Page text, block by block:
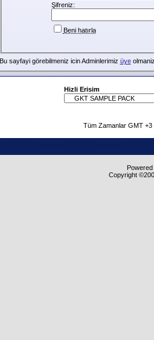
Şifreniz:
Beni hatırla
Bu sayfayi görebilmeniz icin Adminlerimiz üye
Hizli Erisim
Tüm Zamanlar GMT
Copyright